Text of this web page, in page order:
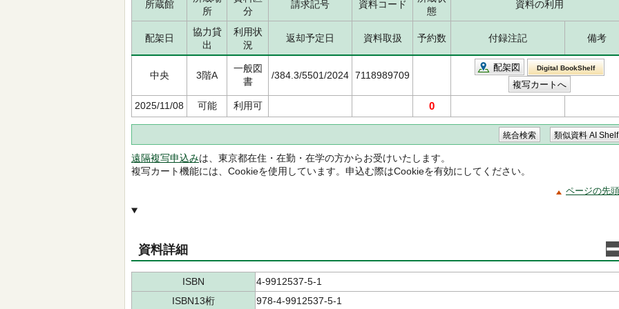
所蔵館
所
分
請求記号 資料コード
態
資料の利用
配架日
協力貸
出
利用状
況
返却予定日 資料取扱 予約数 付録注記 備考
中央 3階A
一般図
書
/384.3/5501/2024 7118989709
配架図 Digital BookShelf
2025/11/08 可能 利用可 0
遠隔複写申込みは、東京都在住・在勤・在学の方からお受けいたします。
複写カート機能には、Cookieを使用しています。申込む際はCookieを有効にしてください。
ページの先
資料詳細
ISBN
4-9912537-5-1
ISBN13桁
978-4-9912537-5-1